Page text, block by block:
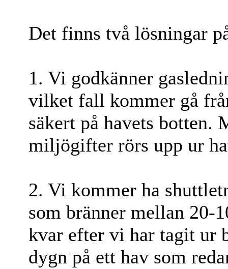
Det finns två lösningar
1. Vi godkänner
vilket fall kommer gå
säkert på havets botten.
miljögifter rörs upp ur
2. Vi kommer ha
som bränner mellan 20-
kvar efter vi har tagit ur
dygn på ett hav som